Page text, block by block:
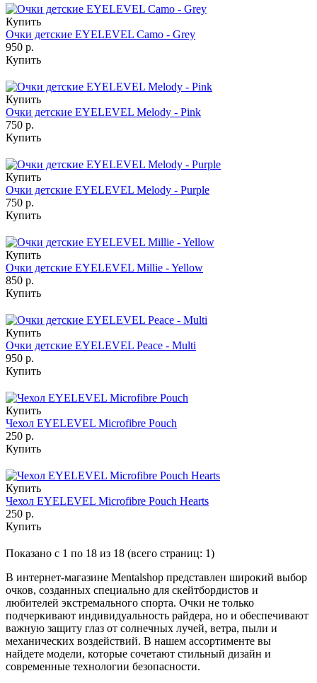
Купить
Очки детские EYELEVEL Camo - Grey
950 р.
Купить
Купить
Очки детские EYELEVEL Melody - Pink
750 р.
Купить
Купить
Очки детские EYELEVEL Melody - Purple
750 р.
Купить
Купить
Очки детские EYELEVEL Millie - Yellow
850 р.
Купить
Купить
Очки детские EYELEVEL Peace - Multi
950 р.
Купить
Купить
Чехол EYELEVEL Microfibre Pouch
250 р.
Купить
Купить
Чехол EYELEVEL Microfibre Pouch Hearts
250 р.
Купить
Показано с 1 по 18 из 18 (всего страниц: 1)
В интернет-магазине Mentalshop представлен широкий выбор
очков, созданных специально для скейтбордистов и
любителей экстремального спорта. Очки не только
подчеркивают индивидуальность райдера, но и обеспечивают
важную защиту глаз от солнечных лучей, ветра, пыли и
механических воздействий. В нашем ассортименте вы
найдете модели, которые сочетают стильный дизайн и
современные технологии безопасности.